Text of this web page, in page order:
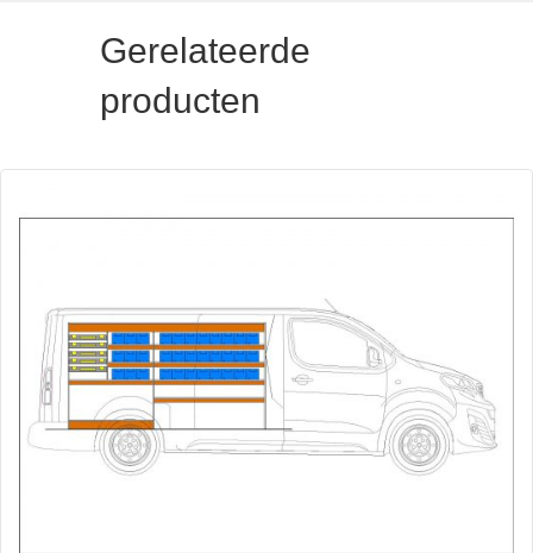
Gerelateerde
producten